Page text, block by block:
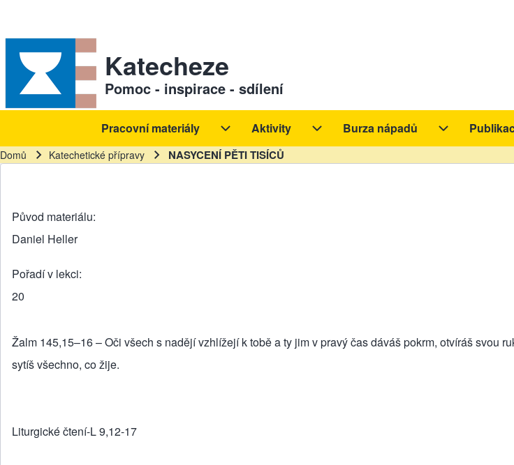
Sekundární odkazy
Katecheze
Pomoc - inspirace - sdílení
Hlavní navigace
Pracovní materiály
Pracovní materiály sub-navigation
Aktivity
Aktivity sub-navigation
Burza nápadů
Burza
Domů Katechetické přípravy NASYCENÍ PĚTI TISÍCŮ
Původ materiálu
Daniel Heller
Pořadí v lekci
20
Žalm 145,15–16 – Oči všech s nadějí vzhlížejí k tobě a ty jim v pravý čas dáváš pokrm, otvíráš svou
sytíš všechno, co žije.
Liturgické čtení-L 9,12-17